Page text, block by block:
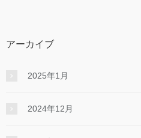
アーカイブ
2025年1月
2024年12月